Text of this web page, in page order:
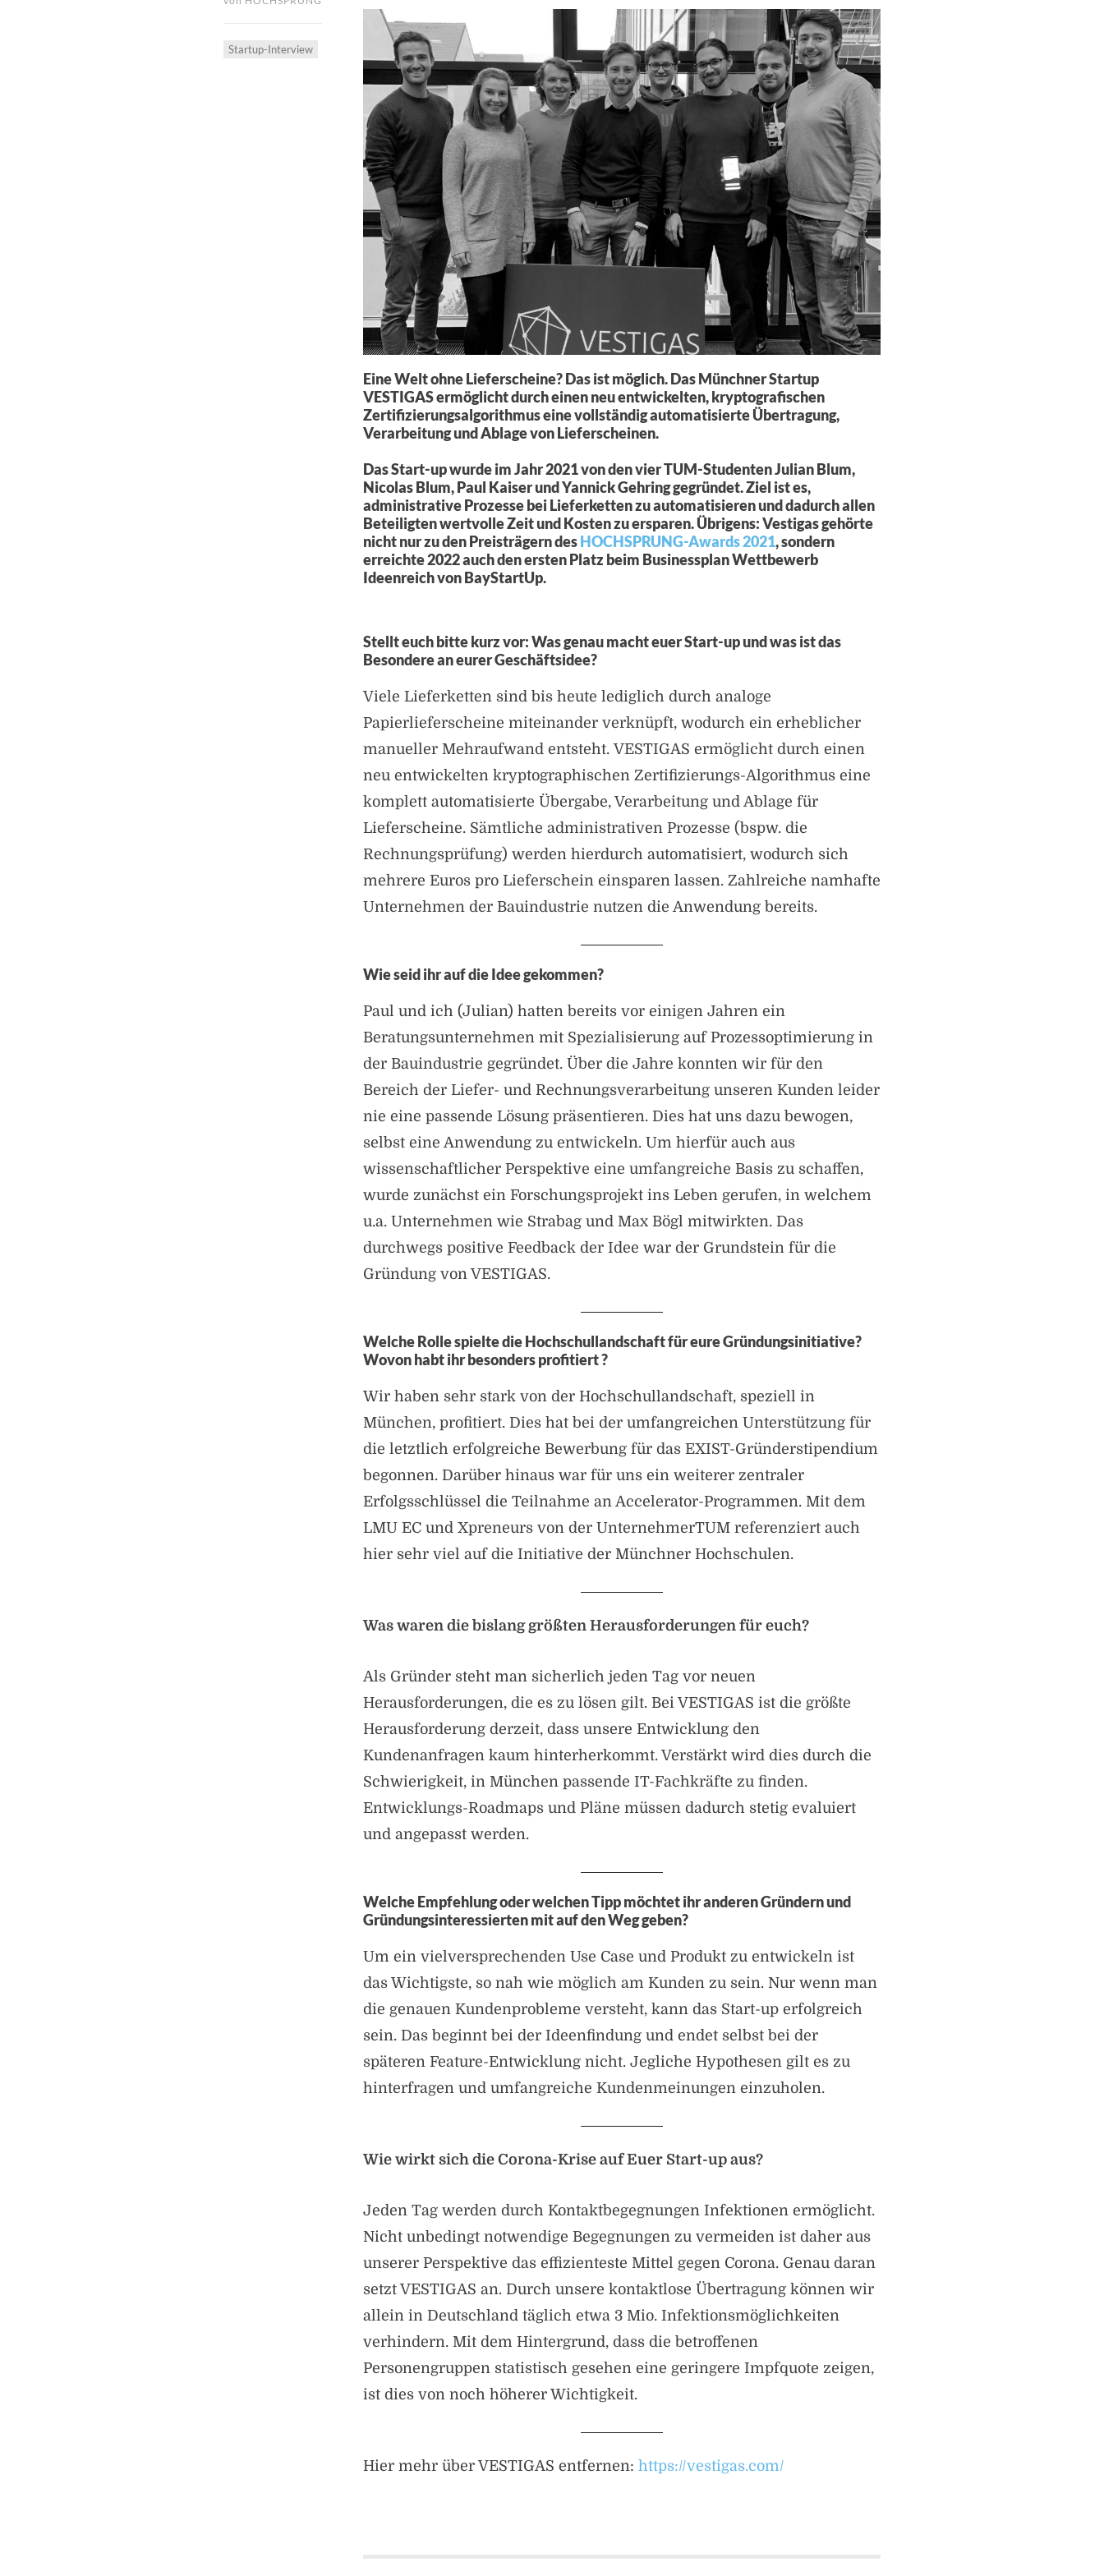
Startup-Interview
Eine Welt ohne Lieferscheine? Das ist möglich. Das Münchner Startup
VESTIGAS ermöglicht durch einen neu entwickelten, kryptografischen
Zertifizierungsalgorithmus eine vollständig automatisierte Übertragung,
Verarbeitung und Ablage von Lieferscheinen.
Das Start-up wurde im Jahr 2021 von den vier TUM-Studenten Julian Blum,
Nicolas Blum, Paul Kaiser und Yannick Gehring gegründet. Ziel ist es,
administrative Prozesse bei Lieferketten zu automatisieren und dadurch allen
Beteiligten wertvolle Zeit und Kosten zu ersparen. Übrigens: Vestigas gehörte
nicht nur zu den Preisträgern desHOCHSPRUNG-Awards 2021, sondern
erreichte 2022 auch den ersten Platz beim Businessplan Wettbewerb
Ideenreich von BayStartUp.
Stellt euch bitte kurz vor: Was genau macht euer Start-up und was ist das
Besondere an eurer Geschäftsidee?
Viele Lieferketten sind bis heute lediglich durch analoge
Papierlieferscheine miteinander verknüpft, wodurch ein erheblicher
manueller Mehraufwand entsteht. VESTIGAS ermöglicht durch einen
neu entwickelten kryptographischen Zertifizierungs-Algorithmus eine
komplett automatisierte Übergabe, Verarbeitung und Ablage für
Lieferscheine. Sämtliche administrativen Prozesse (bspw. die
Rechnungsprüfung) werden hierdurch automatisiert, wodurch sich
mehrere Euros pro Lieferschein einsparen lassen. Zahlreiche namhafte
Unternehmen der Bauindustrie nutzen die Anwendung bereits.
Wie seid ihr auf die Idee gekommen?
Paul und ich (Julian) hatten bereits vor einigen Jahren ein
Beratungsunternehmen mit Spezialisierung auf Prozessoptimierung in
der Bauindustrie gegründet. Über die Jahre konnten wir für den
Bereich der Liefer- und Rechnungsverarbeitung unseren Kunden leider
nie eine passende Lösung präsentieren. Dies hat uns dazu bewogen,
selbst eine Anwendung zu entwickeln. Um hierfür auch aus
wissenschaftlicher Perspektive eine umfangreiche Basis zu schaffen,
wurde zunächst ein Forschungsprojekt ins Leben gerufen, in welchem
u.a. Unternehmen wie Strabag und Max Bögl mitwirkten. Das
durchwegs positive Feedback der Idee war der Grundstein für die
Gründung von VESTIGAS.
Welche Rolle spielte die Hochschullandschaft für eure Gründungsinitiative?
Wovon habt ihr besonders profitiert ?
Wir haben sehr stark von der Hochschullandschaft, speziell in
München, profitiert. Dies hat bei der umfangreichen Unterstützung für
die letztlich erfolgreiche Bewerbung für das EXIST-Gründerstipendium
begonnen. Darüber hinaus war für uns ein weiterer zentraler
Erfolgsschlüssel die Teilnahme an Accelerator-Programmen. Mit dem
LMU EC und Xpreneurs von der UnternehmerTUM referenziert auch
hier sehr viel auf die Initiative der Münchner Hochschulen.
Was waren die bislang größten Herausforderungen für euch?
Als Gründer steht man sicherlich jeden Tag vor neuen
Herausforderungen, die es zu lösen gilt. Bei VESTIGAS ist die größte
Herausforderung derzeit, dass unsere Entwicklung den
Kundenanfragen kaum hinterherkommt. Verstärkt wird dies durch die
Schwierigkeit, in München passende IT-Fachkräfte zu finden.
Entwicklungs-Roadmaps und Pläne müssen dadurch stetig evaluiert
und angepasst werden.
Welche Empfehlung oder welchen Tipp möchtet ihr anderen Gründern und
Gründungsinteressierten mit auf den Weg geben?
Um ein vielversprechenden Use Case und Produkt zu entwickeln ist
das Wichtigste, so nah wie möglich am Kunden zu sein. Nur wenn man
die genauen Kundenprobleme versteht, kann das Start-up erfolgreich
sein. Das beginnt bei der Ideenfindung und endet selbst bei der
späteren Feature-Entwicklung nicht. Jegliche Hypothesen gilt es zu
hinterfragen und umfangreiche Kundenmeinungen einzuholen.
Wie wirkt sich die Corona-Krise auf Euer Start-up aus?
Jeden Tag werden durch Kontaktbegegnungen Infektionen ermöglicht.
Nicht unbedingt notwendige Begegnungen zu vermeiden ist daher aus
unserer Perspektive das effizienteste Mittel gegen Corona. Genau daran
setzt VESTIGAS an. Durch unsere kontaktlose Übertragung können wir
allein in Deutschland täglich etwa 3 Mio. Infektionsmöglichkeiten
verhindern. Mit dem Hintergrund, dass die betroffenen
Personengruppen statistisch gesehen eine geringere Impfquote zeigen,
ist dies von noch höherer Wichtigkeit.
Hier mehr über VESTIGAS entfernen: https://vestigas.com/